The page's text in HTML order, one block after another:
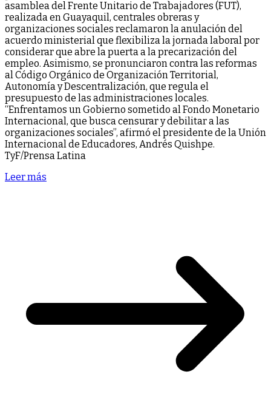
asamblea del Frente Unitario de Trabajadores (FUT),
realizada en Guayaquil, centrales obreras y
organizaciones sociales reclamaron la anulación del
acuerdo ministerial que flexibiliza la jornada laboral por
considerar que abre la puerta a la precarización del
empleo. Asimismo, se pronunciaron contra las reformas
al Código Orgánico de Organización Territorial,
Autonomía y Descentralización, que regula el
presupuesto de las administraciones locales.
“Enfrentamos un Gobierno sometido al Fondo Monetario
Internacional, que busca censurar y debilitar a las
organizaciones sociales”, afirmó el presidente de la Unión
Internacional de Educadores, Andrés Quishpe.
TyF/Prensa Latina
Leer más